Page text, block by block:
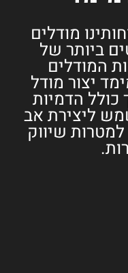
מודלים
ביותר של
המודלים
יצור מודל
הדמיות
ליצירת אב
שיווק